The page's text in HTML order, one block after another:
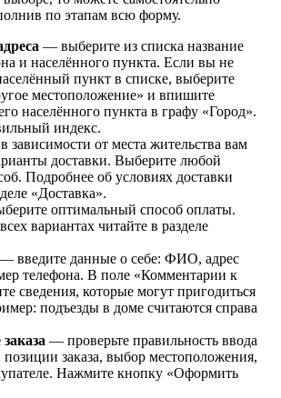
по этапам всю форму.
— выберите из списка название
и населённого пункта. Если вы не
пункт в списке, выберите
местоположение» и впишите
населённого пункта в графу «Город».
индекс.
зависимости от места жительства вам
доставки. Выберите любой
Подробнее об условиях доставки
«Доставка».
оптимальный способ оплаты.
вариантах читайте в разделе
— введите данные о себе: ФИО, адрес
телефона. В поле «Комментарии к
сведения, которые могут пригодиться
подъезды в доме считаются справа
— проверьте правильность ввода
заказа, выбор местоположения,
Нажмите кнопку «Оформить